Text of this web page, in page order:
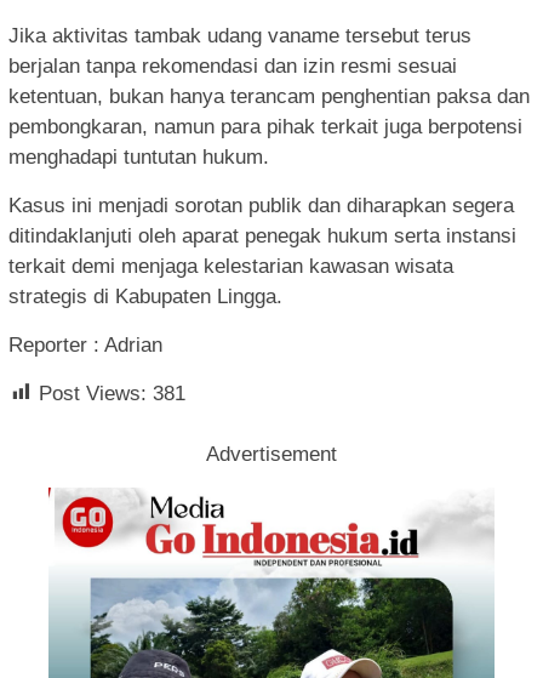
Jika aktivitas tambak udang vaname tersebut terus
berjalan tanpa rekomendasi dan izin resmi sesuai
ketentuan, bukan hanya terancam penghentian paksa dan
pembongkaran, namun para pihak terkait juga berpotensi
menghadapi tuntutan hukum.
Kasus ini menjadi sorotan publik dan diharapkan segera
ditindaklanjuti oleh aparat penegak hukum serta instansi
terkait demi menjaga kelestarian kawasan wisata
strategis di Kabupaten Lingga.
Reporter : Adrian
Post Views: 381
Advertisement